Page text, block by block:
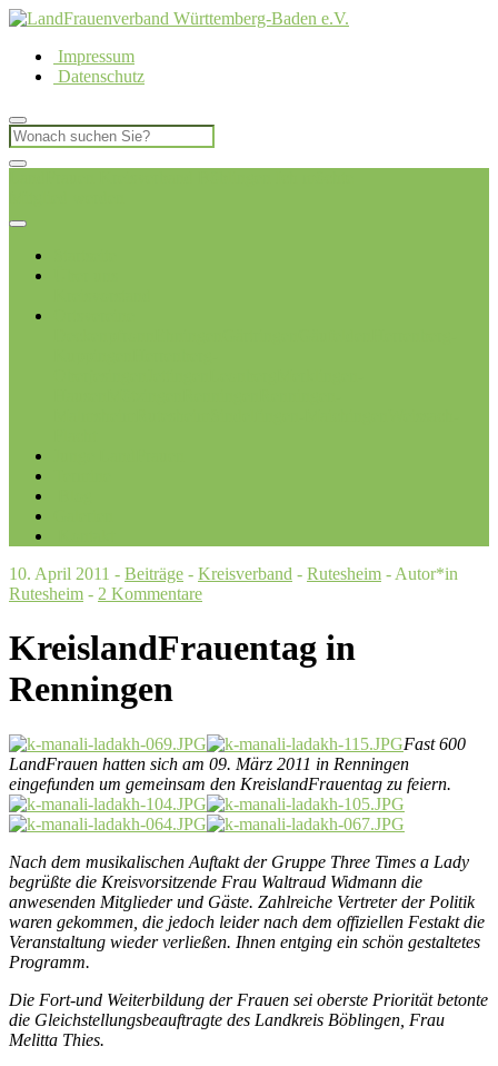
Impressum
Datenschutz
10. April 2011 - Beiträge - Kreisverband - Rutesheim - Autor*in
Rutesheim - 2 Kommentare
KreislandFrauentag in
Renningen
Fast 600
LandFrauen hatten sich am 09. März 2011 in Renningen
eingefunden um gemeinsam den KreislandFrauentag zu feiern.
Nach dem musikalischen Auftakt der Gruppe Three Times a Lady
begrüßte die Kreisvorsitzende Frau Waltraud Widmann die
anwesenden Mitglieder und Gäste. Zahlreiche Vertreter der Politik
waren gekommen, die jedoch leider nach dem offiziellen Festakt die
Veranstaltung wieder verließen. Ihnen entging ein schön gestaltetes
Programm.
Die Fort-und Weiterbildung der Frauen sei oberste Priorität betonte
die Gleichstellungsbeauftragte des Landkreis Böblingen, Frau
Melitta Thies.